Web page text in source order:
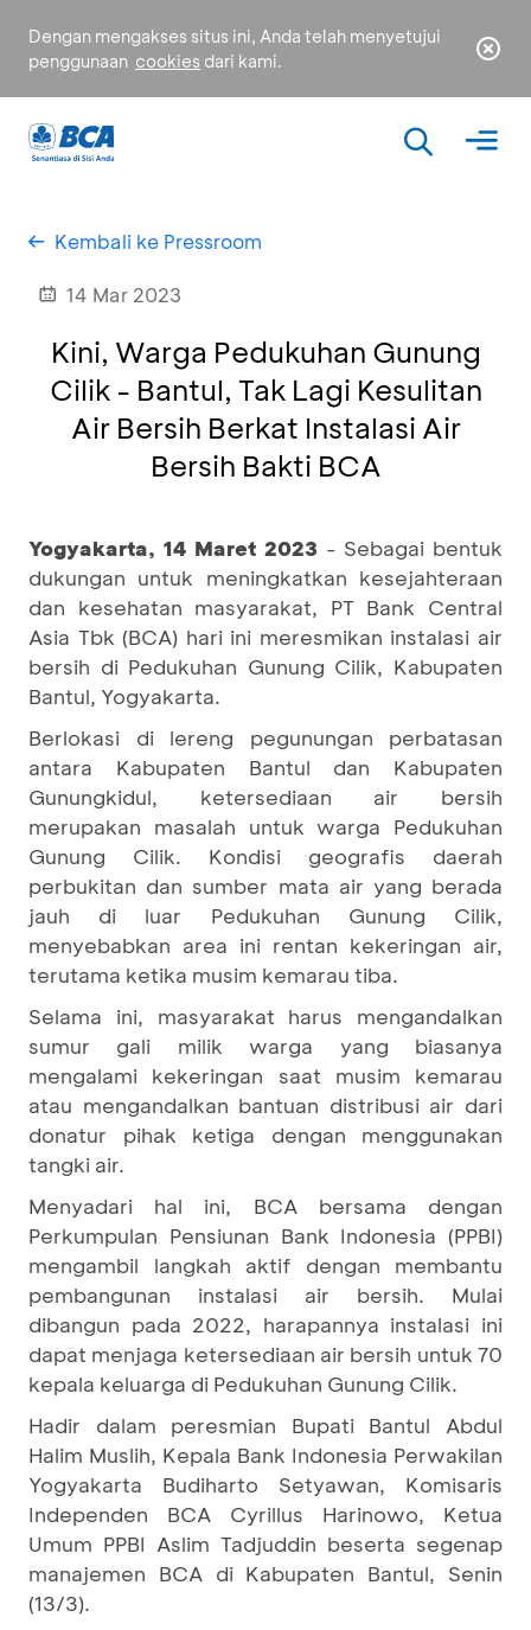
Dengan mengakses situs ini, Anda telah menyetujui
penggunaan cookies dari kami.
Kembali ke Pressroom
14 Mar 2023
Kini, Warga Pedukuhan Gunung
Cilik - Bantul, Tak Lagi Kesulitan
Air Bersih Berkat Instalasi Air
Bersih Bakti BCA
Yogyakarta, 14 Maret 2023 - Sebagai bentuk
dukungan untuk meningkatkan kesejahteraan
dan kesehatan masyarakat, PT Bank Central
Asia Tbk (BCA) hari ini meresmikan instalasi air
bersih di Pedukuhan Gunung Cilik, Kabupaten
Bantul, Yogyakarta.
Berlokasi di lereng pegunungan perbatasan
antara Kabupaten Bantul dan Kabupaten
Gunungkidul, ketersediaan air bersih
merupakan masalah untuk warga Pedukuhan
Gunung Cilik. Kondisi geografis daerah
perbukitan dan sumber mata air yang berada
jauh di luar Pedukuhan Gunung Cilik,
menyebabkan area ini rentan kekeringan air,
terutama ketika musim kemarau tiba.
Selama ini, masyarakat harus mengandalkan
sumur gali milik warga yang biasanya
mengalami kekeringan saat musim kemarau
atau mengandalkan bantuan distribusi air dari
donatur pihak ketiga dengan menggunakan
tangki air.
Menyadari hal ini, BCA bersama dengan
Perkumpulan Pensiunan Bank Indonesia (PPBI)
mengambil langkah aktif dengan membantu
pembangunan instalasi air bersih. Mulai
dibangun pada 2022, harapannya instalasi ini
dapat menjaga ketersediaan air bersih untuk 70
kepala keluarga di Pedukuhan Gunung Cilik.
Hadir dalam peresmian Bupati Bantul Abdul
Halim Muslih, Kepala Bank Indonesia Perwakilan
Yogyakarta Budiharto Setyawan, Komisaris
Independen BCA Cyrillus Harinowo, Ketua
Umum PPBI Aslim Tadjuddin beserta segenap
manajemen BCA di Kabupaten Bantul, Senin
(13/3).